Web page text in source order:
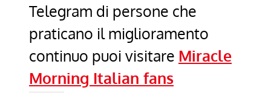
Telegram di persone che
praticano il miglioramento
continuo puoi visitare Miracle
Morning Italian fans